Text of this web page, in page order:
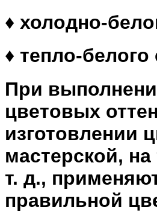
♦ холодно-
♦ тепло-
При
цветовых
изготовлении
мастерской,
т. д.,
правильной